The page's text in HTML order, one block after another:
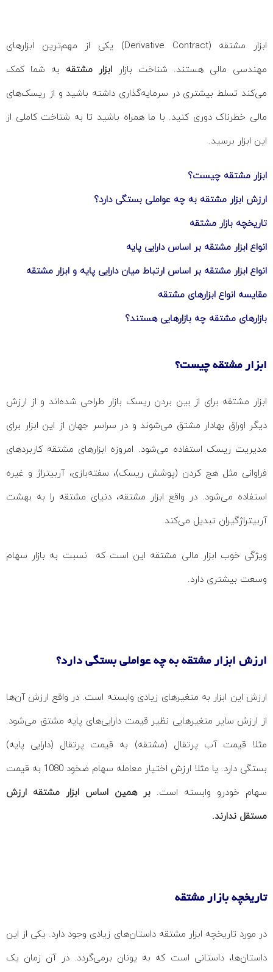
ابزار مشتقه (Derivative Contract) یکی از مهم‌ترین ابزارهای
مهندسی مالی هستند. شناخت بازار ابزار مشتقه به شما کمک
می‌کند تسلط بیشتری در سرمایه‌گذاری داشته باشید و از ریسک‌های
مالی خطرناک دوری کنید. با ما همراه باشید تا به شناخت کاملی از
این ابزار برسید.
ابزار مشتقه چیست؟
ارزش ابزار مشتقه به چه عواملی بستگی دارد؟
تاریخچه بازار مشتقه
انواع ابزار مشتقه بر اساس دارایی پایه
انواع ابزار مشتقه بر اساس ارتباط میان دارایی پایه و ابزار مشتقه
مقایسه انواع ابزارهای مشتقه
بازارهای مشتقه چه بازارهایی هستند؟
ابزار مشتقه چیست؟
ابزار مشتقه برای از بین بردن ریسک بازار طراحی شده‌اند و از ارزش
دیگر اوراق بهادار مشتق می‌شوند و در سراسر جهان از این ابزار برای
مدیریت ریسک استفاده می‌شود. امروزه ابزارهای مشتقه کاربردهای
فراوانی مثل هج کردن (پوشش ریسک)، سفته‌بازی، آربیتراژ و غیره
استفاده می‌شود. در واقع ابزار مشتقه، دنیای مشتقه را به بهشت
آربیتراژگیران تبدیل می‌کند.
ویژگی خوب ابزار مالی مشتقه این است که نسبت به بازار سهام
وسعت بیشتری دارد.
ارزش ابزار مشتقه به چه عواملی بستگی دارد؟
ارزش این ابزار به متغیرهای زیادی وابسته است. در واقع ارزش آن‌ها
از ارزش سایر متغیرهایی نظیر قیمت دارایی‌های پایه مشتق می‌شود.
مثلا قیمت آب پرتقال (مشتقه) به قیمت پرتقال (دارایی پایه)
بستگی دارد. یا مثلا ارزش اختیار معامله سهام ضخود 1080 به قیمت
سهام خودرو وابسته است. بر همین اساس ابزار مشتقه ارزش
مستقل ندارند.
تاریخچه بازار مشتقه
در مورد تاریخچه ابزار مشتقه داستان‌های زیادی وجود دارد. یکی از این
داستان‌ها، داستانی است که به یونان برمی‌گردد. در آن زمان یک